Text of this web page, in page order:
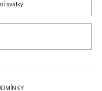
svátky